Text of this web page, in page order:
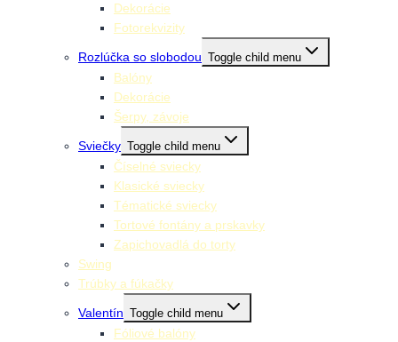
Dekorácie
Fotorekvizity
Rozlúčka so slobodou Toggle child menu
Balóny
Dekorácie
Šerpy, závoje
Sviečky Toggle child menu
Číselné sviecky
Klasické sviecky
Tématické sviecky
Tortové fontány a prskavky
Zapichovadlá do torty
Swing
Trúbky a fúkačky
Valentín Toggle child menu
Fóliové balóny